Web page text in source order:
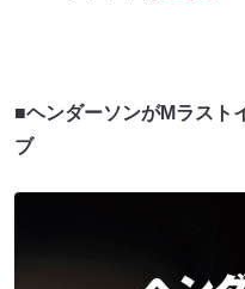
■ヘンダーソンがMラスト
ブ